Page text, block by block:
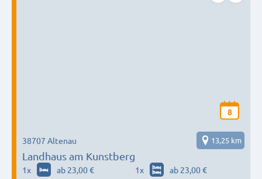
8
Landhaus am Kunstberg
38707 Altenau 13,25 km
1x ab 23,00 € 1x
ab 23,00 €